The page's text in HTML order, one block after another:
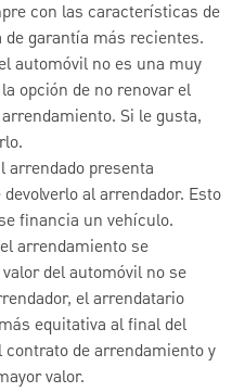
con las características de
garantía más recientes.
automóvil no es una muy
opción de no renovar el
Si le gusta,
arrendado presenta
al arrendador. Esto
financia un vehículo.
arrendamiento se
del automóvil no se
el arrendatario
equitativa al final del
contrato de arrendamiento y
valor.